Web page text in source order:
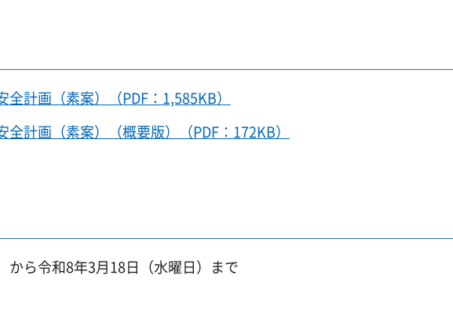
計画（素案）（PDF：1,585KB）
計画（素案）（概要版）（PDF：172KB）
から令和8年3月18日（水曜日）まで